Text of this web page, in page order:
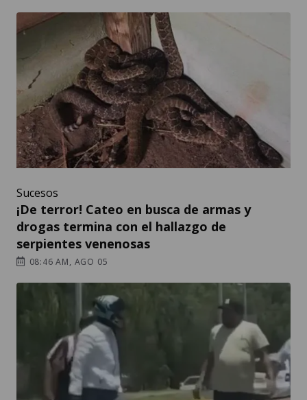
Sucesos
¡De terror! Cateo en busca de armas y
drogas termina con el hallazgo de
serpientes venenosas
08:46 AM, AGO 05